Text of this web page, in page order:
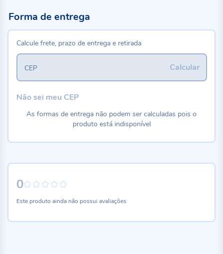
0
Este produto ainda não possui avaliações
Forma de entrega
Calcule frete, prazo de entrega e retirada
Calcular
CEP
Não sei meu CEP
As formas de entrega não podem ser calculadas pois o
produto está indisponível